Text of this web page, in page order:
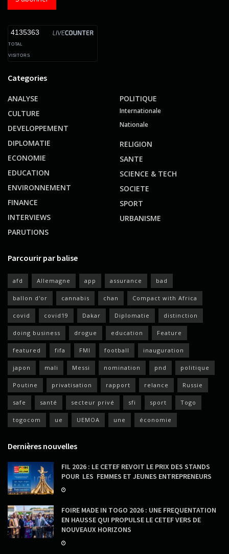
4135363
TOTAL
VISITORS
Categories
ANALYSE
CULTURE
DEVELOPPEMENT
DIPLOMATIE
ECONOMIE
EDUCATION
ENVIRONNEMENT
FINANCE
INTERVIEWS
PARUTIONS
POLITIQUE
Internationale
Nationale
RELIGION
SANTE
SCIENCE & TECH
SOCIETE
SPORT
URBANISME
Parcourir par balise
afd Allemagne app assurance bad
ballon d'or cannabis chan Compact with Africa
covid covid19 Dakar Diplomatie distinction
doing business drogue education Feature
featured fifa FMI football inauguration
japon mali Messi nomination pnd politique
Poutine privatisation rapport relance Russie
safe santé secteur privé sfi sport Togo
togocom ue UEMOA une économie
Dernières nouvelles
FIL 2026 : LE CETEF REVOIT LE PRIX DES STANDS
POUR LES FEMMES ET JEUNES ENTREPRENEURS
FOIRE MADE IN TOGO 2026 : UNE FREQUENTATION
EN HAUSSE QUI PROPULSE LE CETEF VERS DE
NOUVEAUX HORIZONS